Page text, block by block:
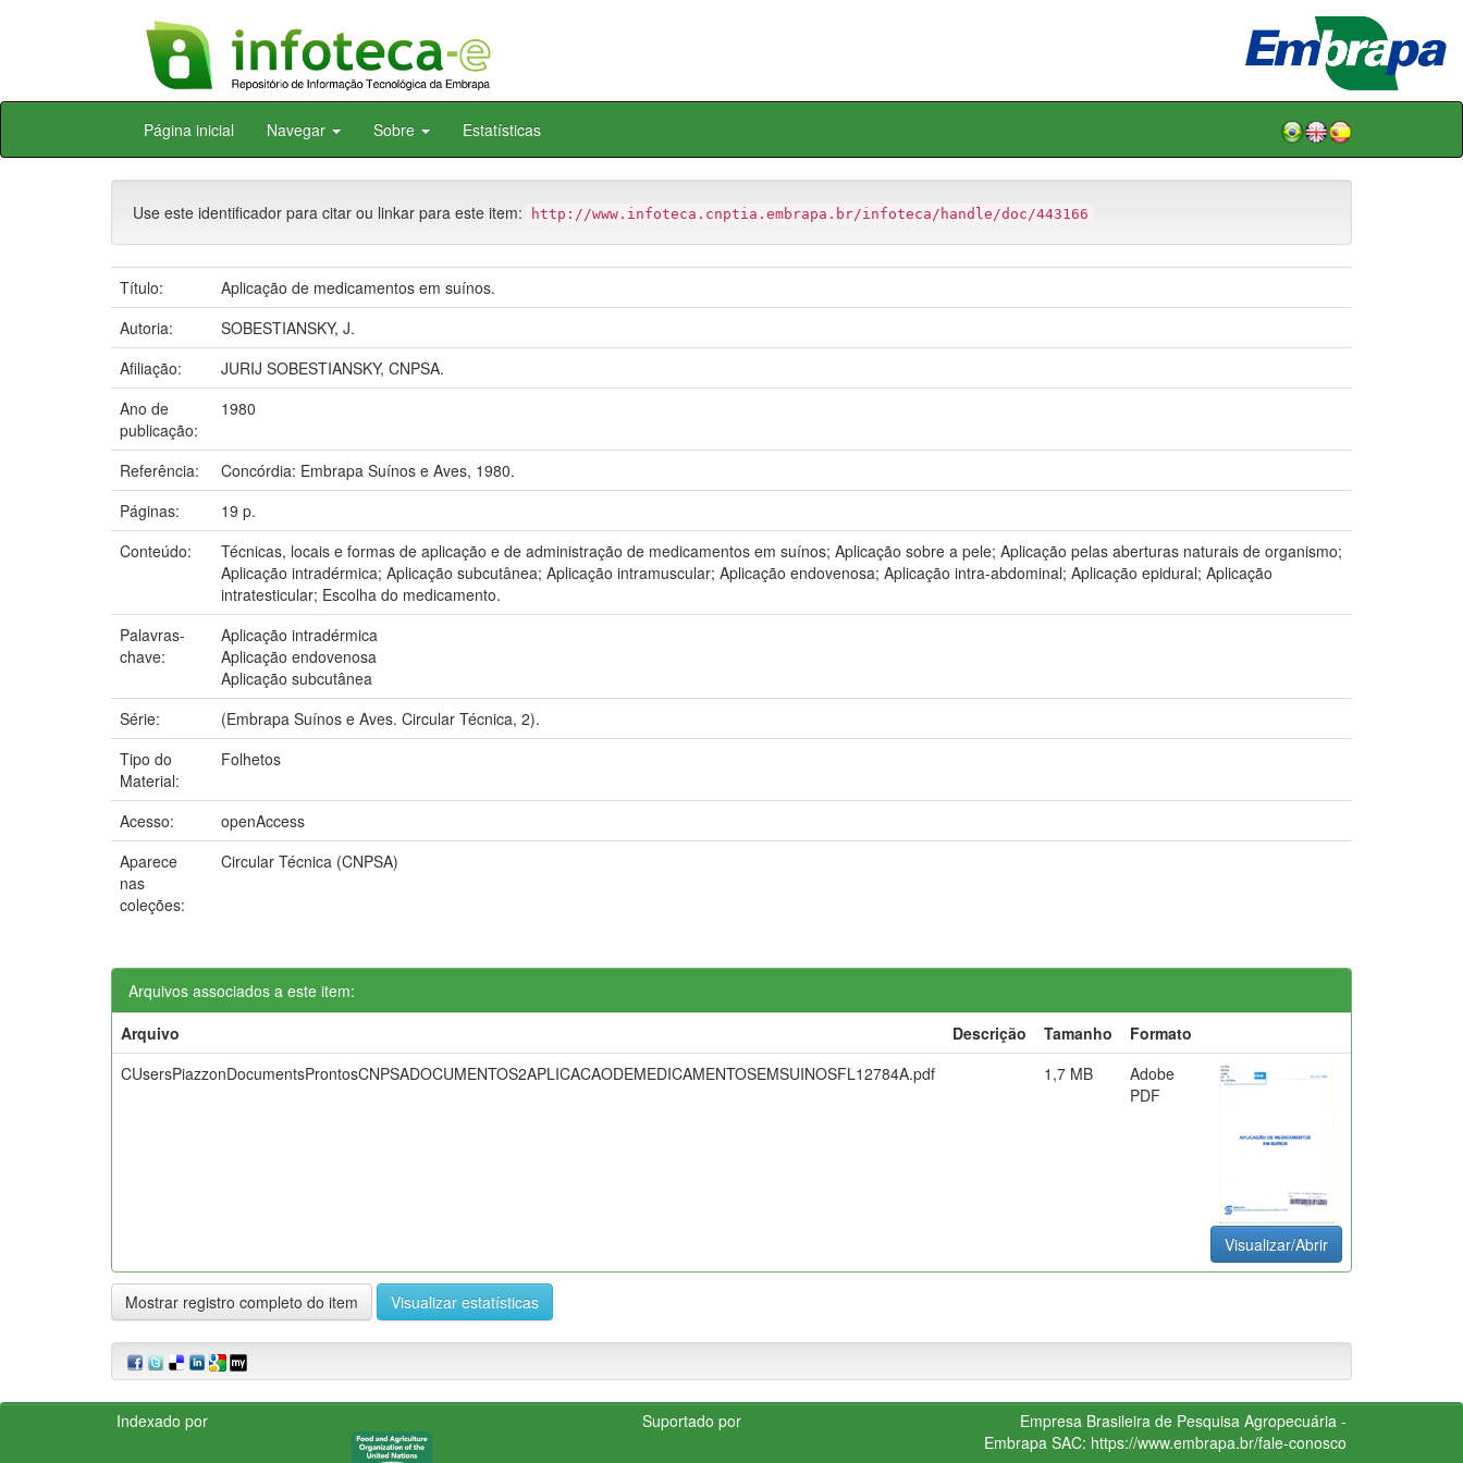
Skip
Página inicial Navegar Sobre Estatísticas
Use este identificador para citar ou linkar para este item: http://www.infoteca.cnptia.embrapa.br/infoteca/handle/doc/443166
Título:
Aplicação de medicamentos em suínos.
Autoria:
SOBESTIANSKY, J.
Afiliação:
JURIJ SOBESTIANSKY, CNPSA.
Ano de
publicação:
1980
Referência:
Concórdia: Embrapa Suínos e Aves, 1980.
Páginas:
19 p.
Conteúdo:
Técnicas, locais e formas de aplicação e de administração de medicamentos em suínos; Aplicação sobre a pele; Aplicação pelas aberturas naturais de organismo;
Aplicação intradérmica; Aplicação subcutânea; Aplicação intramuscular; Aplicação endovenosa; Aplicação intra-abdominal; Aplicação epidural; Aplicação
intratesticular; Escolha do medicamento.
Palavras-
chave:
Aplicação intradérmica
Aplicação endovenosa
Aplicação subcutânea
Série:
(Embrapa Suínos e Aves. Circular Técnica, 2).
Tipo do
Material:
Folhetos
Acesso:
openAccess
Aparece
nas
coleções:
Circular Técnica (CNPSA)
Arquivos associados a este item:
Arquivo
Descrição Tamanho
Formato
CUsersPiazzonDocumentsProntosCNPSADOCUMENTOS2APLICACAODEMEDICAMENTOSEMSUINOSFL12784A.pdf
1,7 MB
Adobe
PDF
Visualizar/Abrir
Mostrar registro completo do item Visualizar estatísticas
Indexado por Suportado por
Empresa Brasileira de Pesquisa Agropecuária -
Embrapa SAC: https://www.embrapa.br/fale-conosco